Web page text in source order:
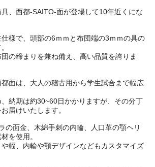
、西都-SAITO-面が登場して10年近くにな
様で、頭部の6ｍｍと布団端の3ｍｍの具の
の締まりを兼ね備え、高い品質を誇りま
面は、大人の稽古用から学生試合まで幅広
納期は約30~60日かかりますが、その分丁
届けいたします。
の面金、木綿手刺の内輪、人口革の顎ヘリ
を使用。
幅、内輪や顎デザインなどもカスタマイズ